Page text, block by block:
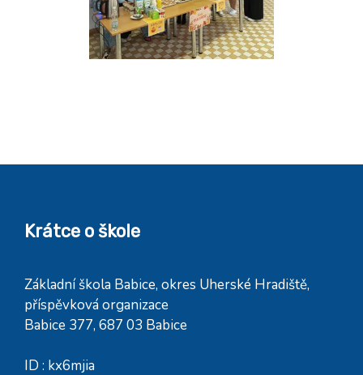
Krátce o škole
Základní škola Babice, okres Uherské Hradiště,
příspěvková organizace
Babice 377, 687 03 Babice
ID : kx6mjia